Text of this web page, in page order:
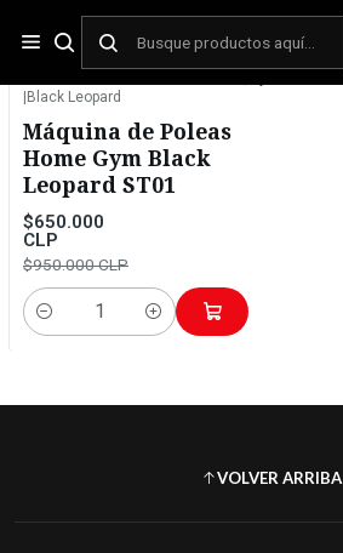
Black Leopard
Máquina de Poleas
Home Gym Black
Leopard ST01
$650.000
CLP
$950.000 CLP
Cantidad
VOLVER ARRIBA